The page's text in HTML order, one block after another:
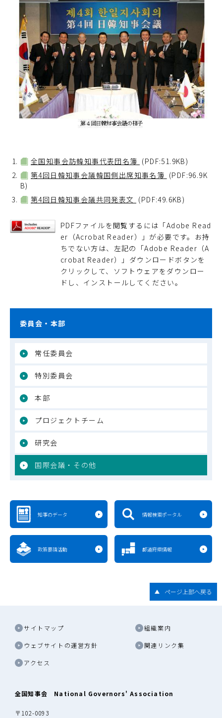
全国知事会訪韓知事代表団名簿 (PDF:51.9KB)
第4回日韓知事会議韓国側出席知事名簿 (PDF:96.9K
B)
第4回日韓知事会議共同発表文 (PDF:49.6KB)
PDFファイルを閲覧するには「Adobe Read
er（Acrobat Reader）」が必要です。お持
ちでない方は、左記の「Adobe Reader（A
crobat Reader）」ダウンロードボタンを
クリックして、ソフトウェアをダウンロー
ドし、インストールしてください。
委員会・本部
常任委員会
特別委員会
本部
プロジェクトチーム
研究会
国際会議・その他
知事のデータ 情報検索ポータル
政策要請活動 都道府県情報
ページ上部へ戻る
サイトマップ 組織案内
ウェブサイトの運営方針 関連リンク集
アクセス
全国知事会 National Governors' Association
〒102-0093